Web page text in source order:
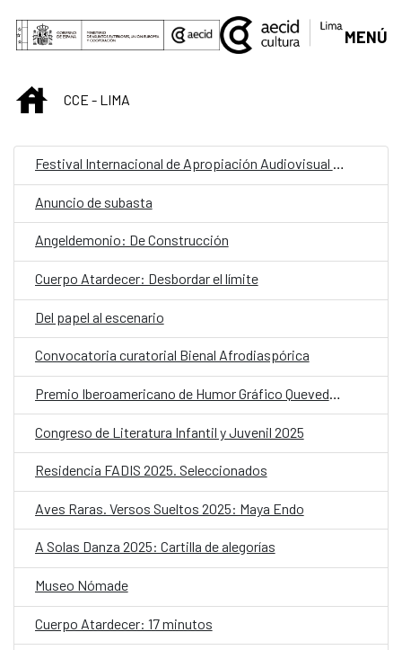
Saltar al contenido principal
MENÚ
INICIOCCE - LIMA
Festival Internacional de Apropiación Audiovisual 2025
Anuncio de subasta
Angeldemonio: De Construcción
Cuerpo Atardecer: Desbordar el límite
Del papel al escenario
Convocatoria curatorial Bienal Afrodiaspórica
Premio Iberoamericano de Humor Gráfico Quevedos 2025
Congreso de Literatura Infantil y Juvenil 2025
Residencia FADIS 2025. Seleccionados
Aves Raras. Versos Sueltos 2025: Maya Endo
A Solas Danza 2025: Cartilla de alegorías
Museo Nómade
Cuerpo Atardecer: 17 minutos